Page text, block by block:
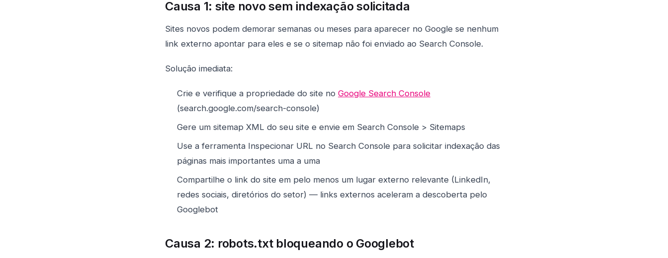
Causa 1: site novo sem indexação solicitada
Sites novos podem demorar semanas ou meses para aparecer no Google se nenhum
link externo apontar para eles e se o sitemap não foi enviado ao Search Console.
Solução imediata:
Crie e verifique a propriedade do site no Google Search Console
(search.google.com/search-console)
Gere um sitemap XML do seu site e envie em Search Console > Sitemaps
Use a ferramenta Inspecionar URL no Search Console para solicitar indexação das
páginas mais importantes uma a uma
Compartilhe o link do site em pelo menos um lugar externo relevante (LinkedIn,
redes sociais, diretórios do setor) — links externos aceleram a descoberta pelo
Googlebot
Causa 2: robots.txt bloqueando o Googlebot